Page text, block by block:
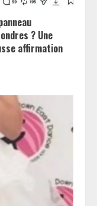
? Une
affirmation